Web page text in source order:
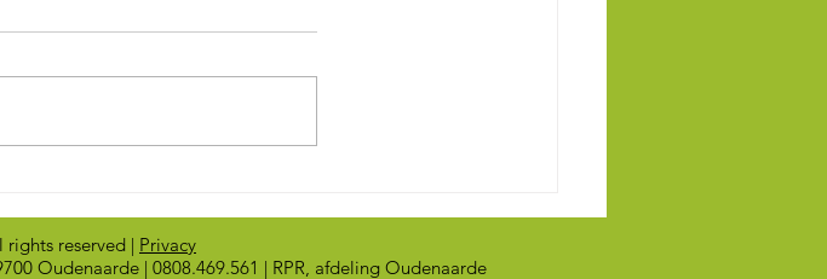
reserved | Privacy
Oudenaarde | 0808.469.561 | RPR, afdeling Oudenaarde